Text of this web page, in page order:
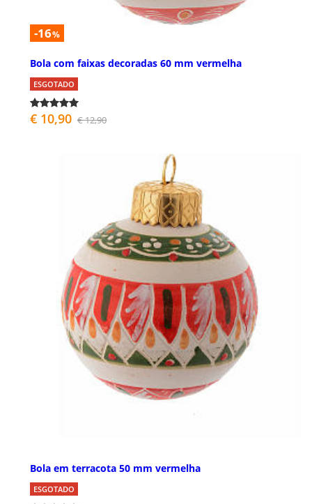
-16%
Bola com faixas decoradas 60 mm vermelha
ESGOTADO
€ 10,90 € 12,90
Bola em terracota 50 mm vermelha
ESGOTADO